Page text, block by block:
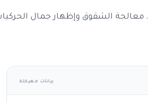
معالجة الشقوق وإظهار جمال
بيانات مهيكلة